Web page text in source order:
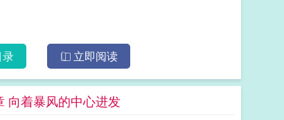
立即阅读
向着暴风的中心进发